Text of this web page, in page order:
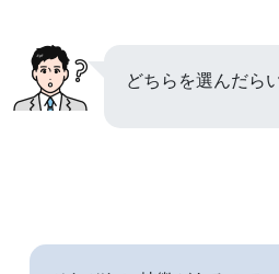
どちらを選んだら